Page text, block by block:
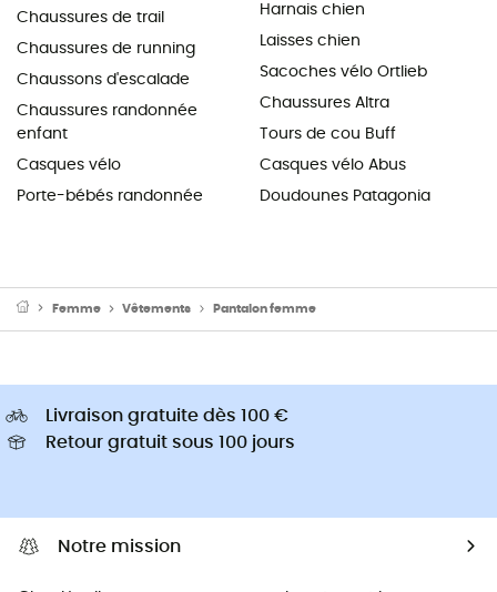
Chaussures de trail
Chaussures de running
Chaussons d'escalade
Chaussures randonnée
enfant
Casques vélo
Porte-bébés randonnée
Harnais chien
Laisses chien
Sacoches vélo Ortlieb
Chaussures Altra
Tours de cou Buff
Casques vélo Abus
Doudounes Patagonia
Femme Vêtements Pantalon femme
Livraison gratuite dès 100 €
Retour gratuit sous 100 jours
Notre mission